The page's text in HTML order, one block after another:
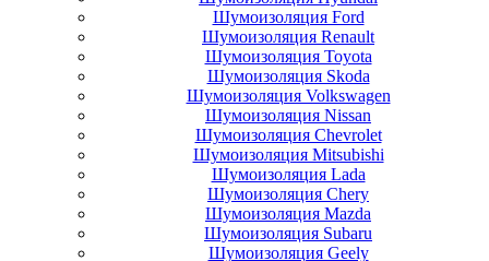
Шумоизоляция Ford
Шумоизоляция Renault
Шумоизоляция Toyota
Шумоизоляция Skoda
Шумоизоляция Volkswagen
Шумоизоляция Nissan
Шумоизоляция Chevrolet
Шумоизоляция Mitsubishi
Шумоизоляция Lada
Шумоизоляция Chery
Шумоизоляция Mazda
Шумоизоляция Subaru
Шумоизоляция Geely